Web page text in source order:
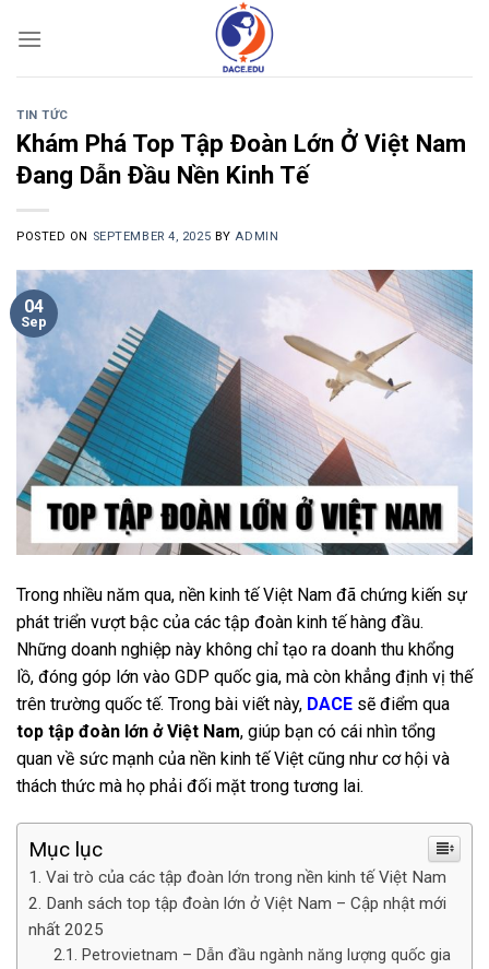
TIN TỨC
Khám Phá Top Tập Đoàn Lớn Ở Việt Nam
Đang Dẫn Đầu Nền Kinh Tế
POSTED ON SEPTEMBER 4, 2025 BY ADMIN
04
Sep
Trong nhiều năm qua, nền kinh tế Việt Nam đã chứng kiến sự
phát triển vượt bậc của các tập đoàn kinh tế hàng đầu.
Những doanh nghiệp này không chỉ tạo ra doanh thu khổng
lồ, đóng góp lớn vào GDP quốc gia, mà còn khẳng định vị thế
trên trường quốc tế. Trong bài viết này, DACE sẽ điểm qua
top tập đoàn lớn ở Việt Nam, giúp bạn có cái nhìn tổng
quan về sức mạnh của nền kinh tế Việt cũng như cơ hội và
thách thức mà họ phải đối mặt trong tương lai.
Mục lục
Vai trò của các tập đoàn lớn trong nền kinh tế Việt Nam
Danh sách top tập đoàn lớn ở Việt Nam – Cập nhật mới
nhất 2025
Petrovietnam – Dẫn đầu ngành năng lượng quốc gia